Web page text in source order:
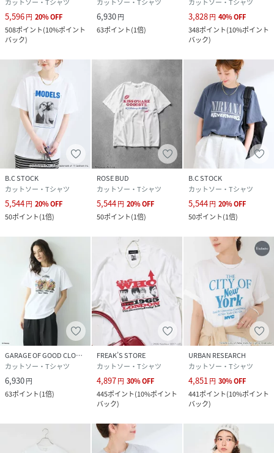
カットソー・Tシャツ
5,596円 20%OFF
508ポイント(10%ポイント
バック)
カットソー・Tシャツ
6,930円
63ポイント(1倍)
カットソー・Tシャツ
3,828円 40%OFF
348ポイント(10%ポイント
バック)
B.C STOCK
カットソー・Tシャツ
5,544円 20%OFF
50ポイント(1倍)
ROSE BUD
カットソー・Tシャツ
5,544円 20%OFF
50ポイント(1倍)
B.C STOCK
カットソー・Tシャツ
5,544円 20%OFF
50ポイント(1倍)
GARAGE OF GOOD CLOTHING
カットソー・Tシャツ
6,930円
63ポイント(1倍)
FREAK’S STORE
カットソー・Tシャツ
4,897円 30%OFF
445ポイント(10%ポイント
バック)
URBAN RESEARCH
カットソー・Tシャツ
4,851 円 30%OFF
441ポイント(10%ポイント
バック)